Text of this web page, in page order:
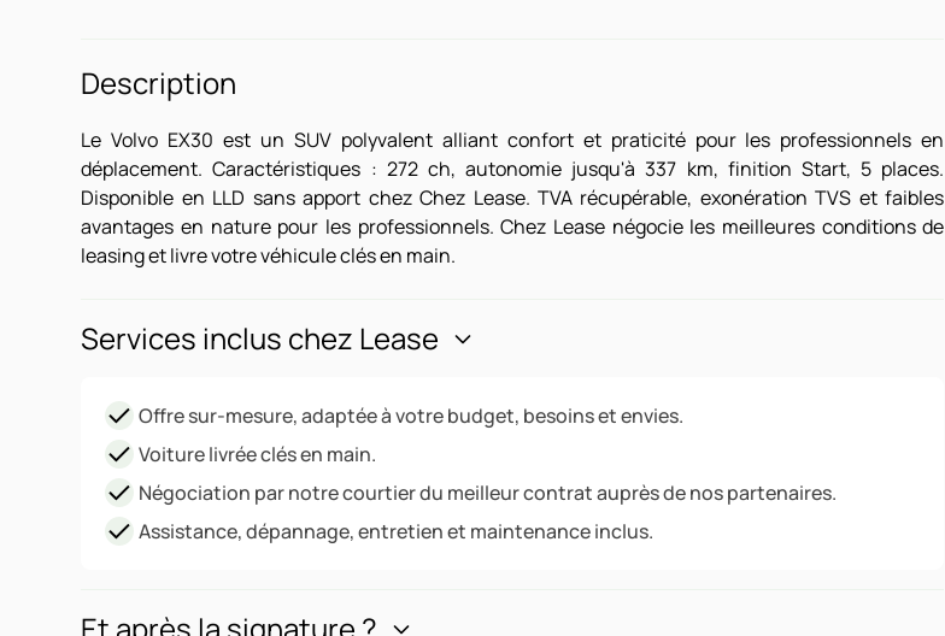
Description
Le Volvo EX30 est un SUV polyvalent alliant confort et praticité pour les professionnels en
déplacement. Caractéristiques : 272 ch, autonomie jusqu'à 337 km, finition Start, 5 places.
Disponible en LLD sans apport chez Chez Lease. TVA récupérable, exonération TVS et faibles
avantages en nature pour les professionnels. Chez Lease négocie les meilleures conditions de
leasing et livre votre véhicule clés en main.
Services inclus chez Lease
Offre sur-mesure, adaptée à votre budget, besoins et envies.
Voiture livrée clés en main.
Négociation par notre courtier du meilleur contrat auprès de nos partenaires.
Assistance, dépannage, entretien et maintenance inclus.